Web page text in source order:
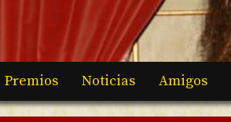
Premios Noticias Amigos